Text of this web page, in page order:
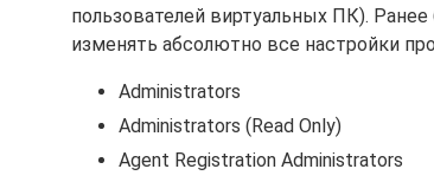
пользователей виртуальных ПК).
изменять абсолютно все настройки
Administrators
Administrators (Read Only)
Agent Registration Administrators